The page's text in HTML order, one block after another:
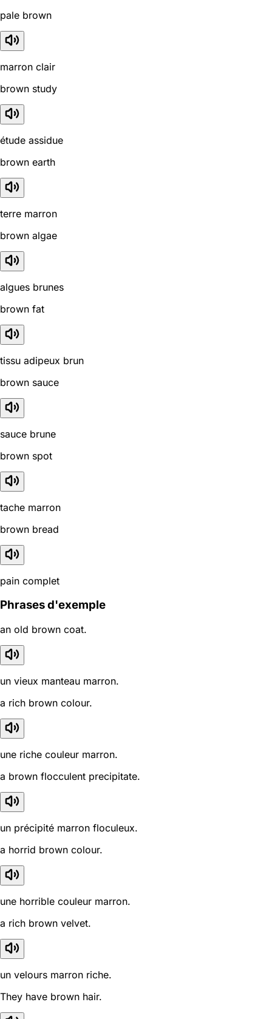
pale brown
marron clair
brown study
étude assidue
brown earth
terre marron
brown algae
algues brunes
brown fat
tissu adipeux brun
brown sauce
sauce brune
brown spot
tache marron
brown bread
pain complet
Phrases d'exemple
an old brown coat.
un vieux manteau marron.
a rich brown colour.
une riche couleur marron.
a brown flocculent precipitate.
un précipité marron floculeux.
a horrid brown colour.
une horrible couleur marron.
a rich brown velvet.
un velours marron riche.
They have brown hair.